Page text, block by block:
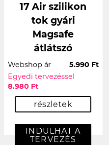
17 Air szilikon
tok gyári
Magsafe
átlátszó
Webshop ár
5.990 Ft
Egyedi tervezéssel
8.980 Ft
részletek
INDULHAT A
TERVEZÉS